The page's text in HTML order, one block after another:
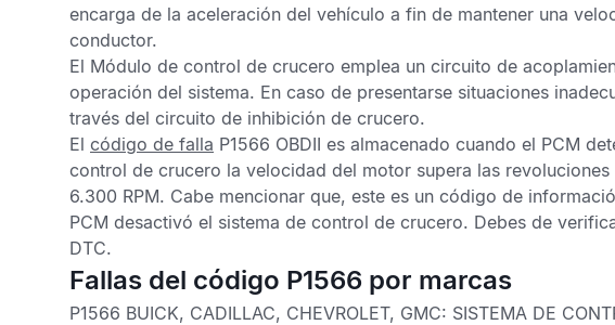
encarga de la aceleración del vehículo a fin de mantener una
conductor.
El Módulo de control de crucero emplea un circuito de
operación del sistema. En caso de presentarse situaciones
través del circuito de inhibición de crucero.
El código de falla P1566 OBDII es almacenado cuando el PCM
control de crucero la velocidad del motor supera las
6.300 RPM. Cabe mencionar que, este es un código de
PCM desactivó el sistema de control de crucero. Debes de
DTC.
Fallas del código P1566 por marcas
P1566 BUICK, CADILLAC, CHEVROLET, GMC: SISTEMA DE